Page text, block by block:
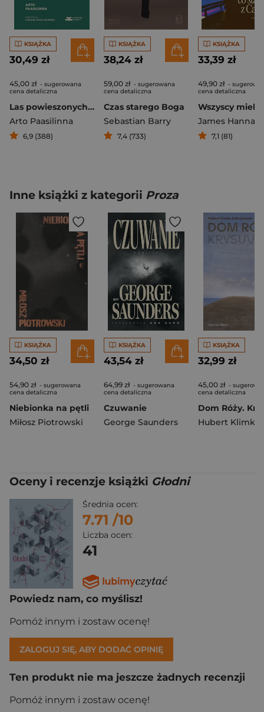
KSIĄŻKA
30,49 zł
45,00 zł - sugerowana
cena detaliczna
Las powieszonych lisów
Arto Paasilinna
6,9 (388)
KSIĄŻKA
38,24 zł
59,00 zł - sugerowana
cena detaliczna
Czas starego Boga
Sebastian Barry
7,4 (733)
KSIĄŻKA
33,39 zł
49,90 zł -
cena detaliczna
James
7,1 (81)
Inne książki z kategorii Proza
KSIĄŻKA
34,50 zł
54,90 zł - sugerowana
cena detaliczna
Niebionka na pętli
Miłosz Piotrowski
KSIĄŻKA
43,54 zł
64,99 zł - sugerowana
cena detaliczna
Czuwanie
George Saunders
KSIĄŻKA
32,99 zł
45,00 zł -
cena detaliczna
Oceny i recenzje książki Głodni
Średnia ocen:
7.71 /10
Liczba ocen:
41
Powiedz nam, co myślisz!
Pomóż innym i zostaw ocenę!
ZALOGUJ SIĘ, ABY DODAĆ OPINIĘ
Ten produkt nie ma jeszcze żadnych recenzji
Pomóż innym i zostaw ocenę!